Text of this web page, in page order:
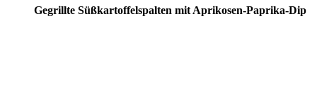
Gegrillte Süßkartoffelspalten mit Aprikosen-Paprika-Dip